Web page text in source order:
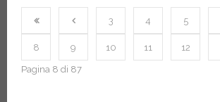
3 4 5
8 9 10 11 12
Pagina 8 di 87